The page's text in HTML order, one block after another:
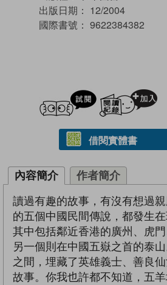
出版日期： 12/2004
國際書號： 9622384382
試閲
借閱實體書
內容簡介 作者簡介
讀過有趣的故事，有沒有想過
的五個中國民間傳說，都發生在
其中包括鄰近香港的廣州、虎門
另一個則在中國五嶽之首的泰
之間，埋藏了英雄義士、善良
故事。你我也許都不知道，五